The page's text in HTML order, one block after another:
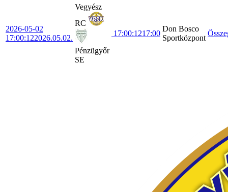
2026-05-02
17:00:122026.05.02.
Vegyész
RC
Pénzügyőr
SE
17:00:1217:00
Don Bosco
Sportközpont